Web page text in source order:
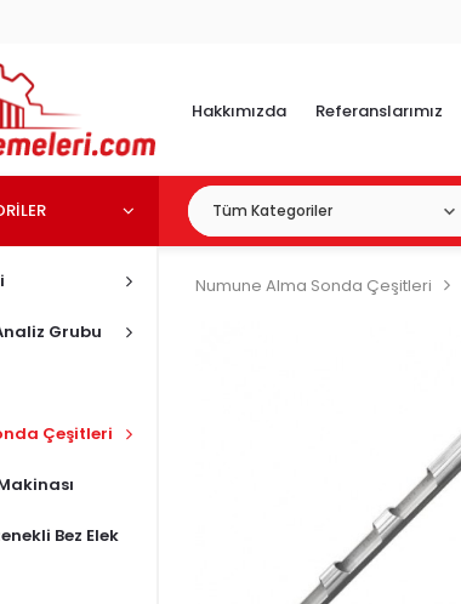
Hakkımızda Referanslarımız
Grubu
Çeşitleri
Bez Elek
Numune Alma Sonda Çeşitleri